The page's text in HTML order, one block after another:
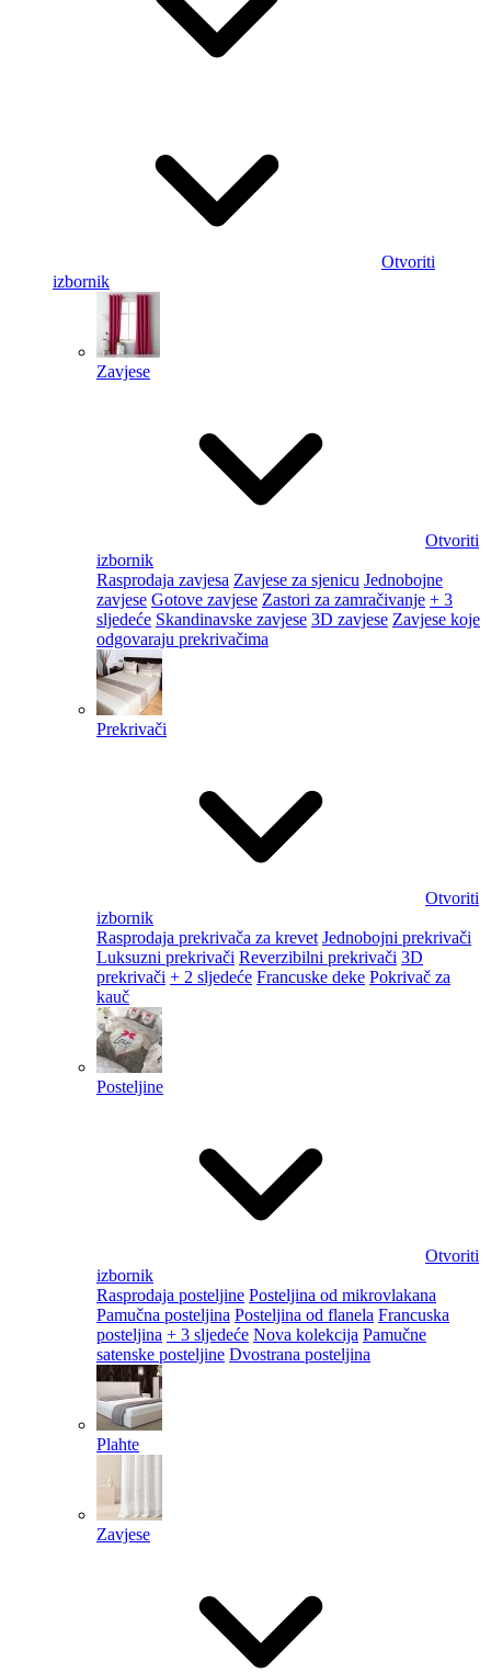
Otvoriti
izbornik
Zavjese
Otvoriti
izbornik
Rasprodaja zavjesa Zavjese za sjenicu Jednobojne
zavjese Gotove zavjese Zastori za zamračivanje + 3
sljedeće Skandinavske zavjese 3D zavjese Zavjese koje
odgovaraju prekrivačima
Prekrivači
Otvoriti
izbornik
Rasprodaja prekrivača za krevet Jednobojni prekrivači
Luksuzni prekrivači Reverzibilni prekrivači 3D
prekrivači + 2 sljedeće Francuske deke Pokrivač za
kauč
Posteljine
Otvoriti
izbornik
Rasprodaja posteljine Posteljina od mikrovlakana
Pamučna posteljina Posteljina od flanela Francuska
posteljina + 3 sljedeće Nova kolekcija Pamučne
satenske posteljine Dvostrana posteljina
Plahte
Zavjese